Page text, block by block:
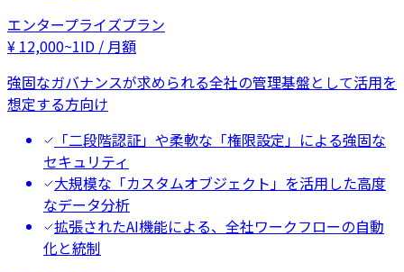
エンタープライズプラン
¥ 12,000~1ID / 月額
強固なガバナンスが求められる全社の管理基盤として活用を
想定する方向け
「二段階認証」や柔軟な「権限設定」による強固な
セキュリティ
大規模な「カスタムオブジェクト」を活用した高度
なデータ分析
拡張されたAI機能による、全社ワークフローの自動
化と統制